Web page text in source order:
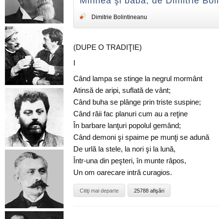
Dimitrie Bolintineanu
(DUPE O TRADIŢIE)
Când lampa se stinge la negrul mormânt
Atinsă de aripi, suflată de vânt;
Când buha se plânge prin triste suspine;
Când răii fac planuri cum au a reţine
În barbare lanţuri popolul gemând;
Când demoni şi spaime pe munţi se adună
De urlă la stele, la nori şi la lună,
Într-una din peşteri, în munte râpos,
Un om oarecare intră curagios.
Citiţi mai departe 25788 afişări